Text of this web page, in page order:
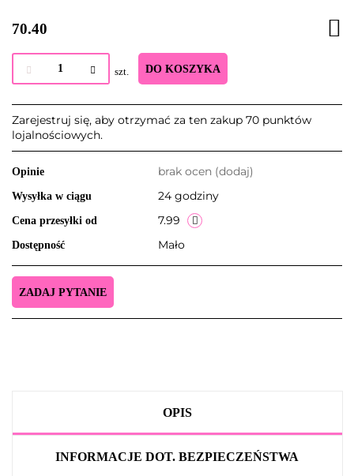
70.40
szt. DO KOSZYKA
Zarejestruj się, aby otrzymać za ten zakup 70 punktów
lojalnościowych.
Opinie brak ocen (dodaj)
Wysyłka w ciągu 24 godziny
Cena przesyłki od 7.99
Dostępność Mało
ZADAJ PYTANIE
OPIS
INFORMACJE DOT. BEZPIECZEŃSTWA